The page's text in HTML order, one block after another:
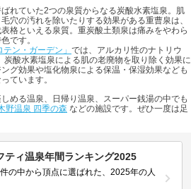
れていた2つの泉質からなる炭酸水素塩泉。肌
穴の汚れを除いたりする効果がある重曹泉は、
格といえる泉質。重炭酸土類泉は痛みをやわら
です。
テン・ガーデン」 では、アルカリ性のナトリウ
炭酸水素塩泉による肌の老廃物を取り除く効果に
グ効果や塩化物泉による保温・保湿効果なども
ています。
める温泉、日帰り温泉、スーパー銭湯の中でも
野温泉 四季の森 などの施設です。ぜひ一度は足
ティ温泉年間ランキング2025
の中から頂点に選ばれた、2025年の人